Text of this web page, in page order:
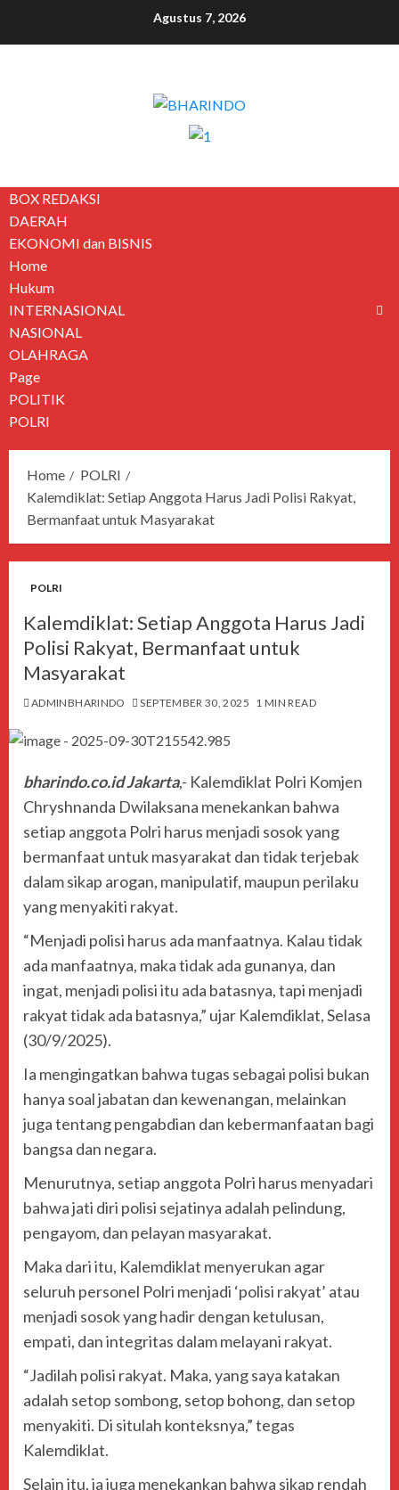
Agustus 7, 2026
BOX REDAKSI
DAERAH
EKONOMI dan BISNIS
Home
Hukum
INTERNASIONAL
NASIONAL
OLAHRAGA
Page
POLITIK
POLRI
Home
POLRI
Kalemdiklat: Setiap Anggota Harus Jadi Polisi Rakyat,
Bermanfaat untuk Masyarakat
POLRI
Kalemdiklat: Setiap Anggota Harus Jadi
Polisi Rakyat, Bermanfaat untuk
Masyarakat
ADMINBHARINDO SEPTEMBER 30, 2025 1 MIN READ
bharindo.co.id Jakarta,- Kalemdiklat Polri Komjen
Chryshnanda Dwilaksana menekankan bahwa
setiap anggota Polri harus menjadi sosok yang
bermanfaat untuk masyarakat dan tidak terjebak
dalam sikap arogan, manipulatif, maupun perilaku
yang menyakiti rakyat.
“Menjadi polisi harus ada manfaatnya. Kalau tidak
ada manfaatnya, maka tidak ada gunanya, dan
ingat, menjadi polisi itu ada batasnya, tapi menjadi
rakyat tidak ada batasnya,” ujar Kalemdiklat, Selasa
(30/9/2025).
Ia mengingatkan bahwa tugas sebagai polisi bukan
hanya soal jabatan dan kewenangan, melainkan
juga tentang pengabdian dan kebermanfaatan bagi
bangsa dan negara.
Menurutnya, setiap anggota Polri harus menyadari
bahwa jati diri polisi sejatinya adalah pelindung,
pengayom, dan pelayan masyarakat.
Maka dari itu, Kalemdiklat menyerukan agar
seluruh personel Polri menjadi ‘polisi rakyat’ atau
menjadi sosok yang hadir dengan ketulusan,
empati, dan integritas dalam melayani rakyat.
“Jadilah polisi rakyat. Maka, yang saya katakan
adalah setop sombong, setop bohong, dan setop
menyakiti. Di situlah konteksnya,” tegas
Kalemdiklat.
Selain itu, ia juga menekankan bahwa sikap rendah